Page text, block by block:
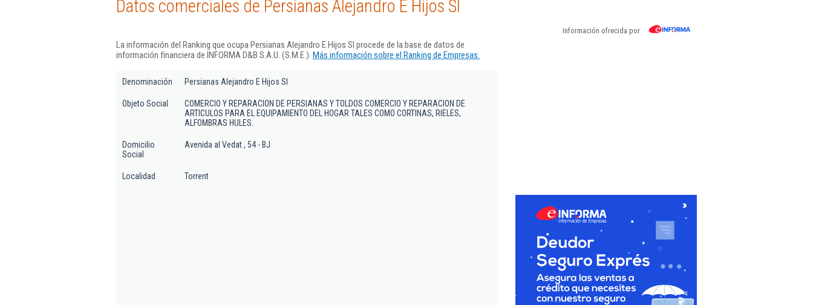
Datos comerciales de Persianas Alejandro E Hijos Sl
Información ofrecida por
La información del Ranking que ocupa Persianas Alejandro E Hijos Sl procede de la base de datos de
información financiera de INFORMA D&B S.A.U. (S.M.E.). Más información sobre el Ranking de Empresas.
Denominación Persianas Alejandro E Hijos Sl
Objeto Social
COMERCIO Y REPARACION DE PERSIANAS Y TOLDOS COMERCIO Y REPARACION DE
ARTICULOS PARA EL EQUIPAMIENTO DEL HOGAR TALES COMO CORTINAS, RIELES,
ALFOMBRAS HULES.
Domicilio
Social
Avenida al Vedat , 54 - BJ
Localidad Torrent